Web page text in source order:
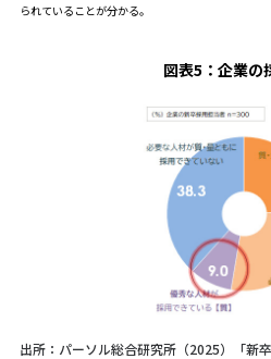
られていることが分かる。
図表5： 企業の
出所：パーソル総合研究所（2025）「新